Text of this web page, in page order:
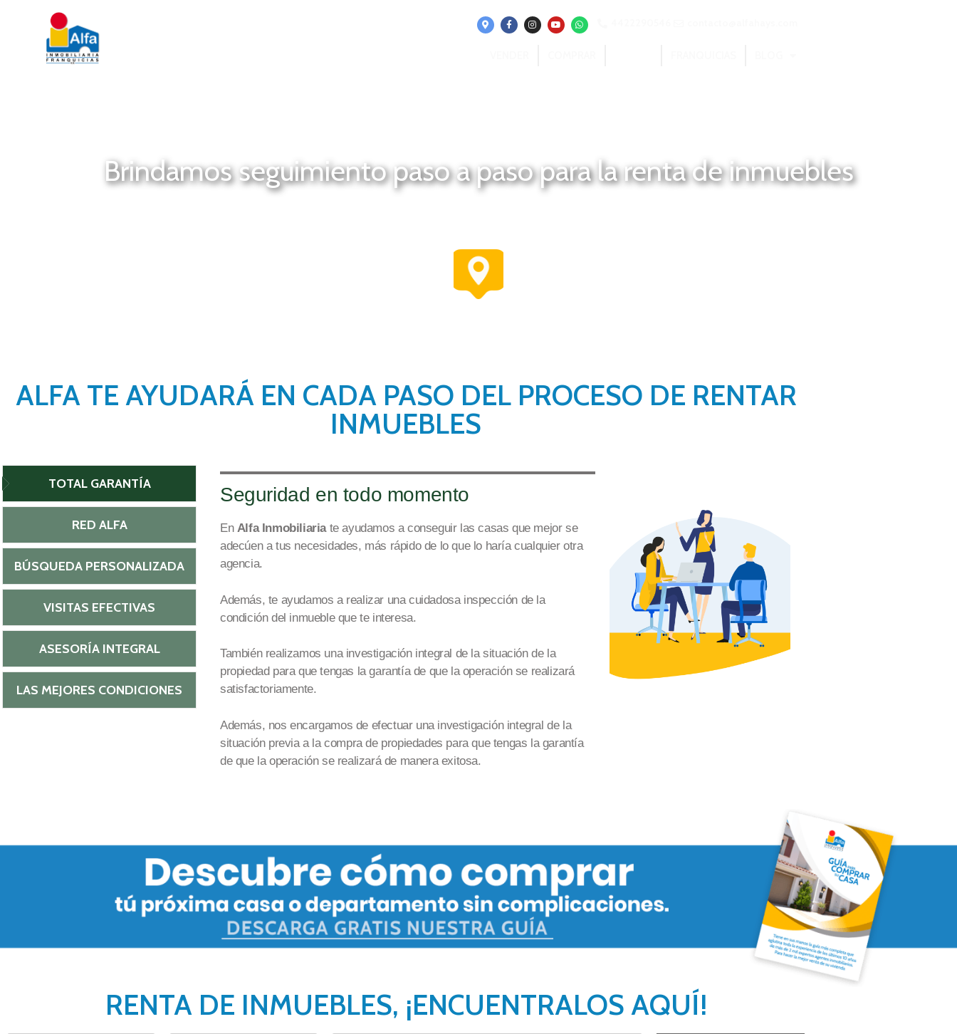
Brindamos seguimiento paso a paso para la renta de inmuebles
ALFA TE AYUDARÁ EN CADA PASO DEL PROCESO DE RENTAR
INMUEBLES
TOTAL GARANTÍA
RED ALFA
BÚSQUEDA PERSONALIZADA
VISITAS EFECTIVAS
ASESORÍA INTEGRAL
LAS MEJORES CONDICIONES
Seguridad en todo momento
En Alfa Inmobiliariate ayudamos a conseguirlas casas que mejor se
adecúen a tus necesidades, más rápido de lo que lo haría cualquier otra
agencia.
Además, te ayudamos a realizar unacuidadosainspección de la
condición del inmueble que te interesa.
También realizamos una investigación integral de la situaciónde la
propiedad para que tengas la garantía de que la operación se realizará
satisfactoriamente.
Además, nos encargamos de efectuar una investigación integral de la
situación previa a la compra de propiedades para que tengas la garantía
de que la operación se realizará de manera exitosa.
RENTA DE INMUEBLES, ¡ENCUENTRALOS AQUÍ!